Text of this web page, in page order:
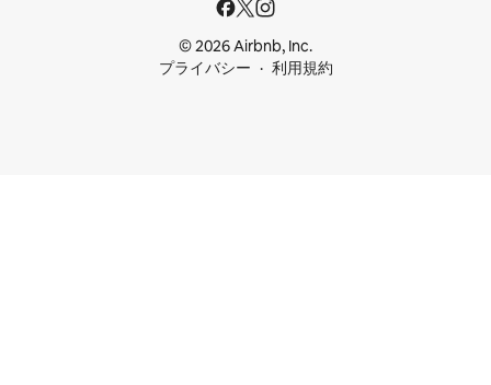
© 2026 Airbnb, Inc.
プライバシー
利用規約